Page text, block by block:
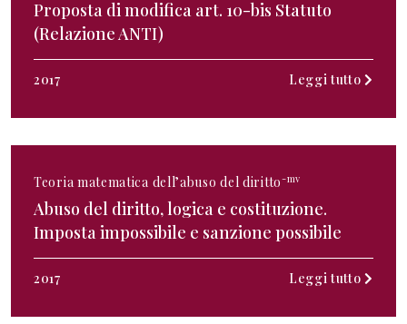
Proposta di modifica art. 10-bis Statuto
(Relazione ANTI)
2017 Leggi tutto
Teoria matematica dell’abuso del diritto-mv
Abuso del diritto, logica e costituzione.
Imposta impossibile e sanzione possibile
2017 Leggi tutto